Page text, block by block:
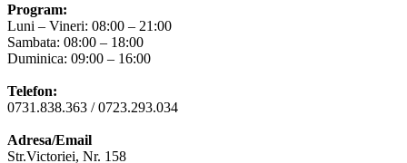
Program:
Luni – Vineri: 08:00 – 21:00
Sambata: 08:00 – 18:00
Duminica: 09:00 – 16:00
Telefon:
0731.838.363 / 0723.293.034
Adresa/Email
Str.Victoriei, Nr. 158